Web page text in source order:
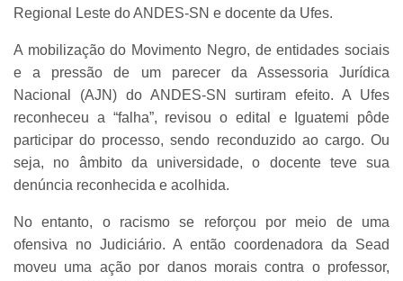
Regional Leste do ANDES-SN e docente da Ufes.
A mobilização do Movimento Negro, de entidades sociais
e a pressão de um parecer da Assessoria Jurídica
Nacional (AJN) do ANDES-SN surtiram efeito. A Ufes
reconheceu a “falha”, revisou o edital e Iguatemi pôde
participar do processo, sendo reconduzido ao cargo. Ou
seja, no âmbito da universidade, o docente teve sua
denúncia reconhecida e acolhida.
No entanto, o racismo se reforçou por meio de uma
ofensiva no Judiciário. A então coordenadora da Sead
moveu uma ação por danos morais contra o professor,